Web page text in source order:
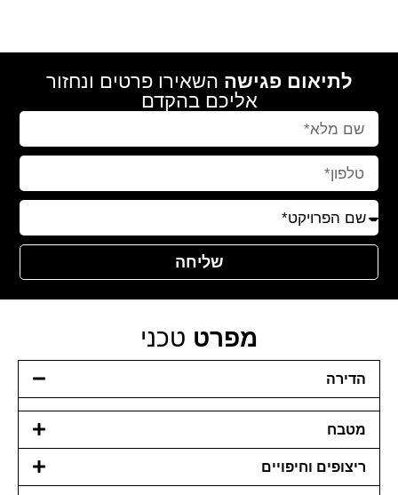
לתיאום פגישה השאירו פרטים ונחזור
אליכם בהקדם
שליחה
מפרט טכני
הדירה
מטבח
ריצופים וחיפויים